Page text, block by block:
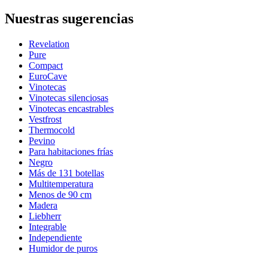
Nuestras sugerencias
Revelation
Pure
Compact
EuroCave
Vinotecas
Vinotecas silenciosas
Vinotecas encastrables
Vestfrost
Thermocold
Pevino
Para habitaciones frías
Negro
Más de 131 botellas
Multitemperatura
Menos de 90 cm
Madera
Liebherr
Integrable
Independiente
Humidor de puros